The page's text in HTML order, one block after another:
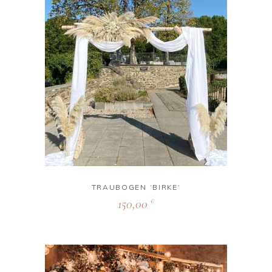
TRAUBOGEN ‘BIRKE‘
150,00 €